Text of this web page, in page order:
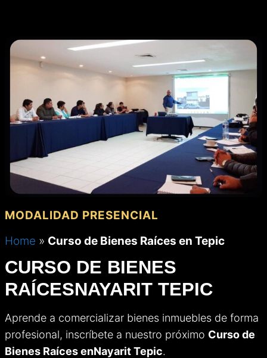
contenido
MODALIDAD PRESENCIAL
Home » Curso de Bienes Raíces en Tepic
CURSO DE BIENES
RAÍCESNAYARIT TEPIC
Aprende a comercializar bienes inmuebles de forma
profesional, inscríbete a nuestro próximo Curso de
Bienes Raíces enNayarit Tepic.